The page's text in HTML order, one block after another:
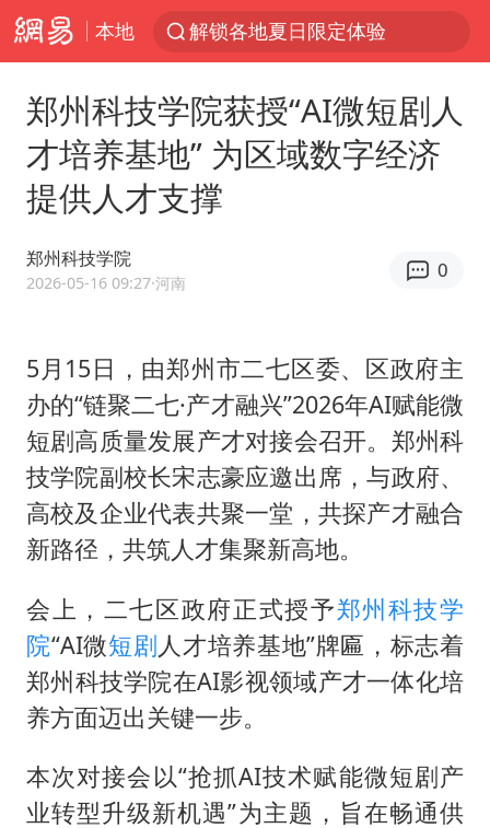
本地
解锁各地夏日限定体验
峰哥 汪海林
视频丨中国东方电气集团原党组副书记、董事宋致远被查
白海豚将正面袭击贯穿浙江
酒店回应车内过夜被收150元
牛津大学一纸声明甩不了锅
香港宏福苑火灾或由烟头引起
浙江台州《告全体市民书》
“不怕六爷挂得多 就怕六爷挂一颗”
董璇小酒窝朵朵为佟丽娅庆生
36岁男演员成景区NPC后人气爆棚
郑州科技学院获授“AI微短剧人
才培养基地” 为区域数字经济
提供人才支撑
郑州科技学院
2026-05-16 09:27·河南
0
5月15日，由郑州市二七区委、区政府主
办的“链聚二七·产才融兴”2026年AI赋能微
短剧高质量发展产才对接会召开。郑州科
技学院副校长宋志豪应邀出席，与政府、
高校及企业代表共聚一堂，共探产才融合
新路径，共筑人才集聚新高地。
会上，二七区政府正式授予郑州科技学
院“AI微短剧人才培养基地”牌匾，标志着
郑州科技学院在AI影视领域产才一体化培
养方面迈出关键一步。
本次对接会以“抢抓AI技术赋能微短剧产
业转型升级新机遇”为主题，旨在畅通供